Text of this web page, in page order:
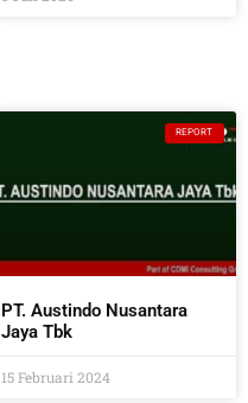
REPORT
PT. Austindo Nusantara
Jaya Tbk
15 Februari 2024